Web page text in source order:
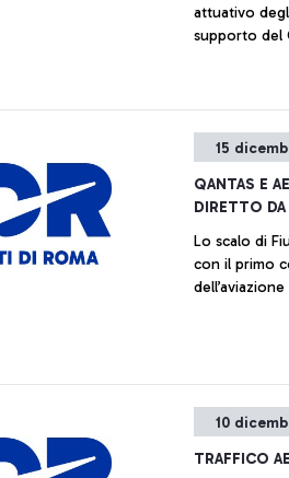
attuativo
supporto del
15
QANTAS E
DIRETTO DA
Lo scalo di
con il primo
10
TRAFFICO